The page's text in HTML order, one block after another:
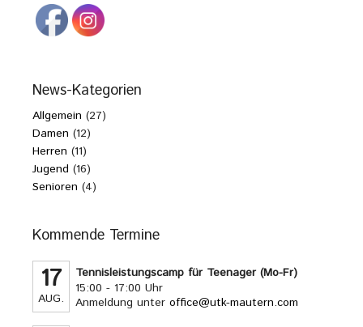
News-Kategorien
Allgemein (27)
Damen (12)
Herren (11)
Jugend (16)
Senioren (4)
Kommende Termine
17
AUG.
Tennisleistungscamp für Teenager (Mo-Fr)
15:00 - 17:00 Uhr
Anmeldung unteroffice@utk-mautern.com